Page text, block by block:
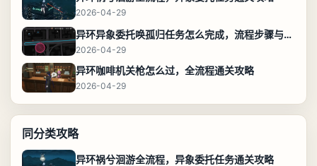
2026-04-29
异环异象委托唤孤归任务怎么完成，流程步骤与位置攻略
2026-04-29
异环咖啡机关枪怎么过，全流程通关攻略
2026-04-29
同分类攻略
异环祸兮洄游全流程，异象委托任务通关攻略